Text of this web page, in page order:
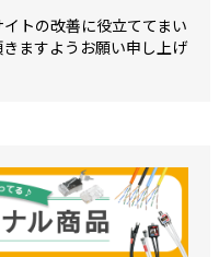
トの改善に役立ててまい
ますようお願い申し上げ